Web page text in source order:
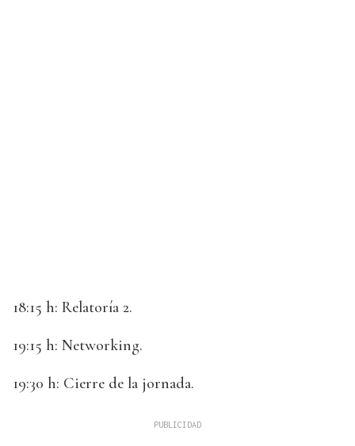
18:15 h: Relatoría 2.
19:15 h: Networking.
19:30 h: Cierre de la jornada.